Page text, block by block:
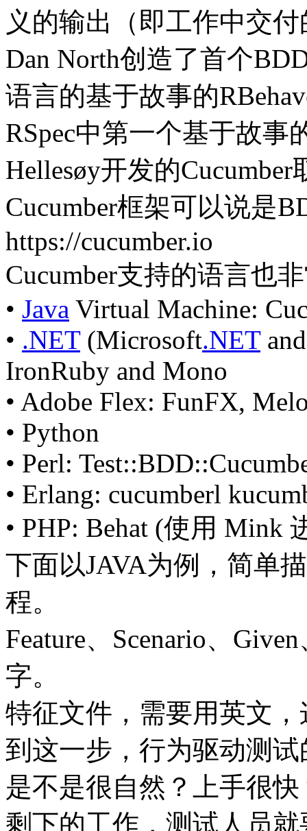
义的输出（即工作中交
Dan North创造了首个
语言的基于故事的
RSpec中第一个基于故事
Hellesøy开发的Cucumber
Cucumber框架可以说是
https://cucumber.io
Cucumber支持的语言也
• Java Virtual Machine:
• .NET(Microsoft.NET
IronRuby and Mono
• Adobe Flex: FunFX,
• Python
• Perl:
• Erlang: cucumberl
• PHP: Behat (使用 Mink
下面以JAVA为例，简单
程。
Feature、Scenario、
字。
特征文件，需要用英文
到这一步，行为驱动测
是不是很自然？上手很快
剩下的工作，测试人员